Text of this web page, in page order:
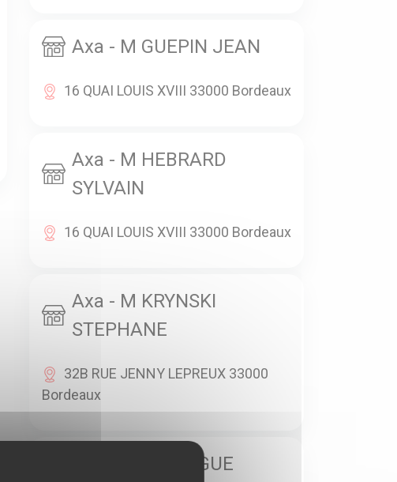
Axa - M GUEPIN JEAN
16 QUAI LOUIS XVIII 33000 Bordeaux
Axa - M HEBRARD
SYLVAIN
16 QUAI LOUIS XVIII 33000 Bordeaux
Axa - M KRYNSKI
STEPHANE
32B RUE JENNY LEPREUX 33000
Bordeaux
Axa - M LAFARGUE